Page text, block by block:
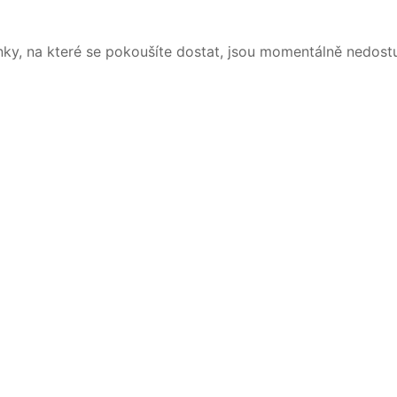
na které se pokoušíte dostat, jsou momentálně